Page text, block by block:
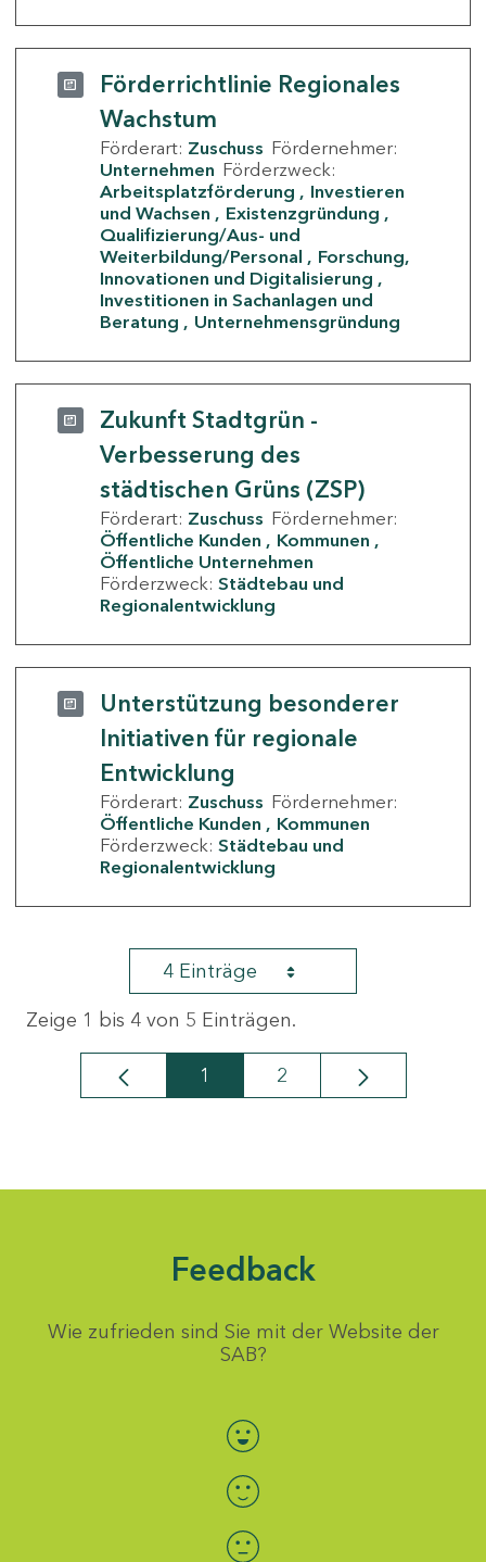
Förderrichtlinie Regionales
Wachstum
Förderart: Zuschuss Fördernehmer:
Unternehmen Förderzweck:
Arbeitsplatzförderung
Investieren
und Wachsen
Existenzgründung
Qualifizierung/Aus- und
Weiterbildung/Personal
Forschung,
Innovationen und Digitalisierung
Investitionen in Sachanlagen und
Beratung
Unternehmensgründung
Zukunft Stadtgrün -
Verbesserung des
städtischen Grüns (ZSP)
Förderart: Zuschuss Fördernehmer:
Öffentliche Kunden
Kommunen
Öffentliche Unternehmen
Förderzweck: Städtebau und
Regionalentwicklung
Unterstützung besonderer
Initiativen für regionale
Entwicklung
Förderart: Zuschuss Fördernehmer:
Öffentliche Kunden
Kommunen
Förderzweck: Städtebau und
Regionalentwicklung
4 Einträge
Zeige 1 bis 4 von 5 Einträgen.
Seite
1 Seite
2
Feedback
Wie zufrieden sind Sie mit der Website der
SAB?
Bewertung auswählen